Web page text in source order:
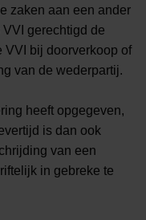
zaken aan een ander
gerechtigd de
VVI bij doorverkoop of
van de wederpartij.
heeft opgegeven,
is dan ook
van een
in gebreke te